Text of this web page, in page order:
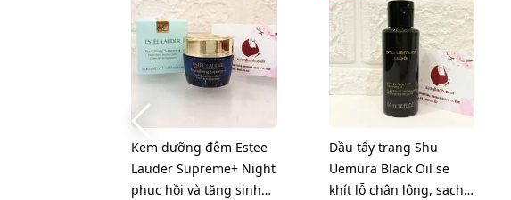
Kem dưỡng đêm Estee
Lauder Supreme+ Night
phục hồi và tăng sinh
Dầu tẩy trang Shu
Uemura Black Oil se
khít lỗ chân lông, sạch